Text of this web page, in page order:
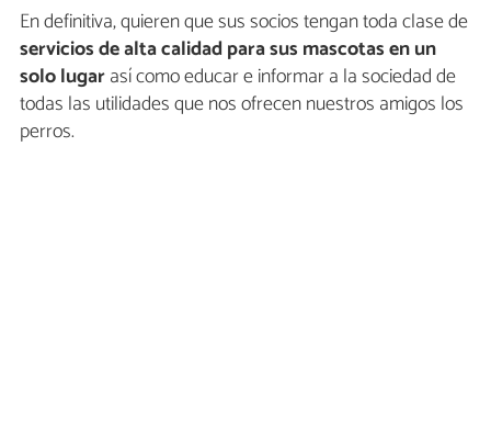
En definitiva, quieren que sus socios tengan toda clase de
servicios de alta calidad para sus mascotas en un
solo lugarasí como educar e informar a la sociedad de
todas las utilidades que nos ofrecen nuestros amigos los
perros.